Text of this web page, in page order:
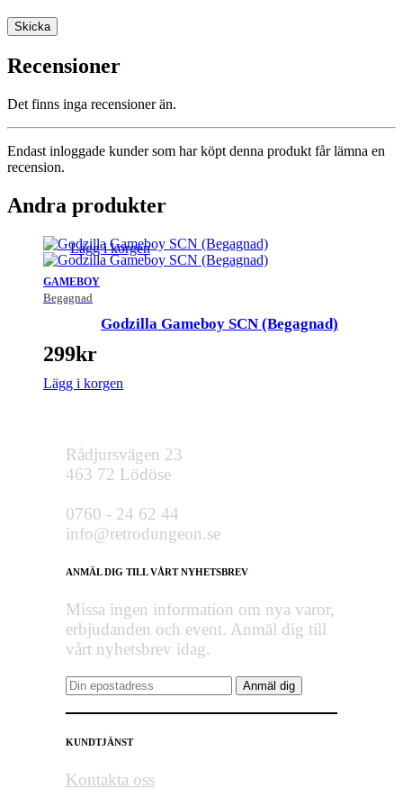
Recensioner
Det finns inga recensioner än.
Endast inloggade kunder som har köpt denna produkt får lämna en
recension.
Andra produkter
GAMEBOY
Begagnad
Lägg i korgen
Godzilla Gameboy SCN (Begagnad)
299kr
Lägg i korgen
Rådjursvägen 23
463 72 Lödöse
0760 - 24 62 44
info@retrodungeon.se
ANMÄL DIG TILL VÅRT NYHETSBREV
Missa ingen information om nya varor,
erbjudanden och event. Anmäl dig till
vårt nyhetsbrev idag.
KUNDTJÄNST
Kontakta oss